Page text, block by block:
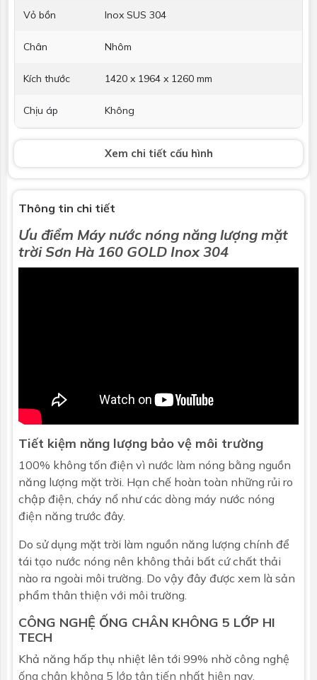
Vỏ bồn Inox SUS 304
Chân Nhôm
Kích thước 1420 x 1964 x 1260 mm
Chịu áp Không
Hỗ trợ điện Không
chống ăn
mòn
Bảo hành 5 năm
Thu nhiệt
Số ống
Xem chi tiết cấu hình
Thông tin chi tiết
Ưu điểm Máy nước nóng năng lượng mặt
trờiSơn Hà 160 GOLD Inox 304
Tiết kiệm năng lượng bảo vệ môi trường
100% không tốn điện vì nước làm nóng bằng nguồn
năng lượng mặt trời. Hạn chế hoàn toàn những rủi ro
chập điện, cháy nổ như các dòng máy nước nóng
điện năng trước đây.
Do sử dụng mặt trời làm nguồn năng lượng chính để
tái tạo nước nóng nên không thải bất cứ chất thải
nào ra ngoài môi trường. Do vậy đây được xem là sản
phẩm thân thiện với môi trường.
CÔNG NGHỆ ỐNG CHÂN KHÔNG 5 LỚP HI
TECH
Khả năng hấp thụ nhiệt lên tới 99% nhờ công nghệ
ống chân không 5 lớp tân tiến nhất hiện nay.